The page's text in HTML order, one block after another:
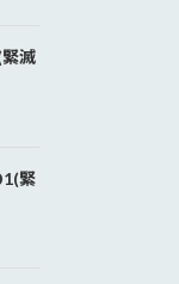
滅
緊